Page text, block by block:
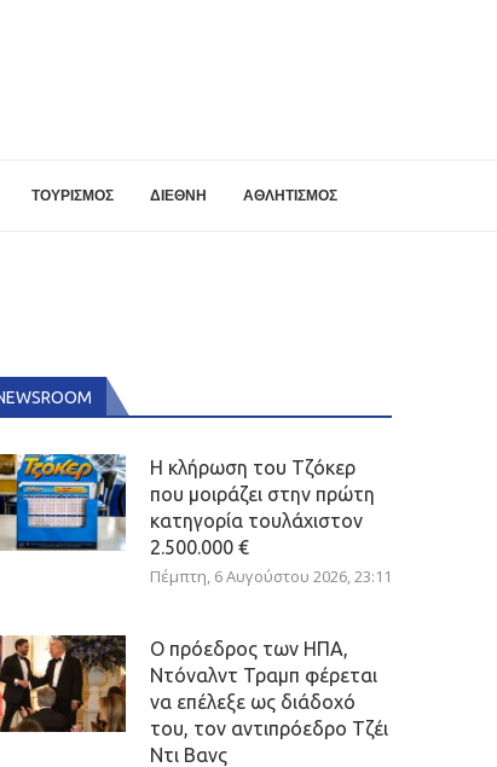
ΤΟΥΡΙΣΜΟΣ ΔΙΕΘΝΗ ΑΘΛΗΤΙΣΜΟΣ
Η κλήρωση του Τζόκερ
που μοιράζει στην πρώτη
κατηγορία τουλάχιστον
2.500.000 €
Πέμπτη, 6 Αυγούστου 2026, 23:11
Ο πρόεδρος των ΗΠΑ,
Ντόναλντ Τραμπ φέρεται
να επέλεξε ως διάδοχό
του, τον αντιπρόεδρο Τζέι
Ντι Βανς